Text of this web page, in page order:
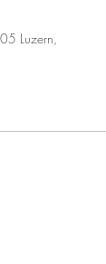
Luzern,